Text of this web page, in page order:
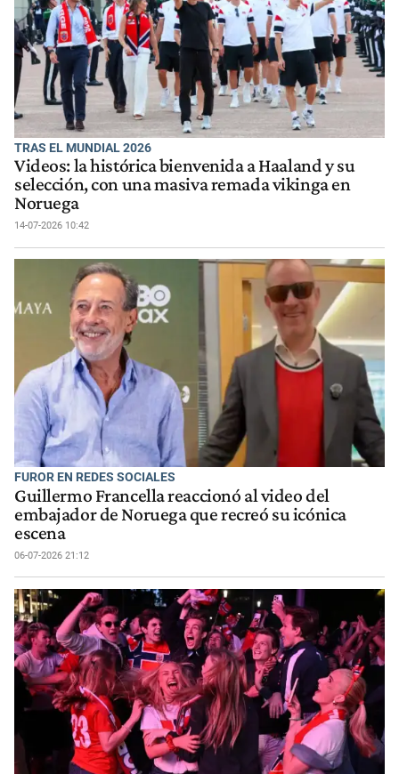
TRAS EL MUNDIAL 2026
Videos: la histórica bienvenida a Haaland y su
selección, con una masiva remada vikinga en
Noruega
14-07-2026 10:42
FUROR EN REDES SOCIALES
Guillermo Francella reaccionó al video del
embajador de Noruega que recreó su icónica
escena
06-07-2026 21:12